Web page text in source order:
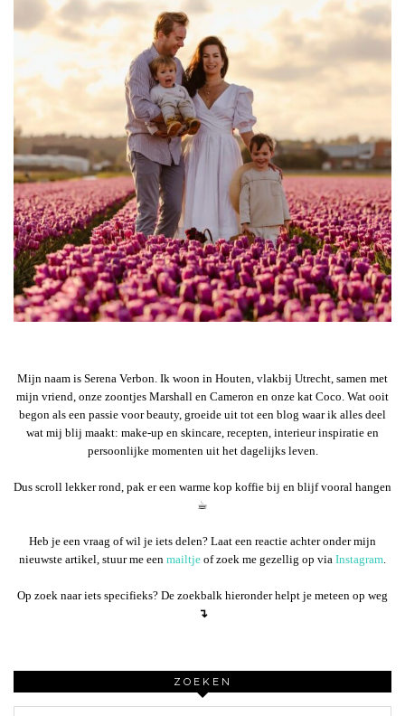
Mijn naam is Serena Verbon. Ik woon in Houten, vlakbij Utrecht, samen met
mijn vriend, onze zoontjes Marshall en Cameron en onze kat Coco. Wat ooit
begon als een passie voor beauty, groeide uit tot een blog waar ik alles deel
wat mij blij maakt: make-up en skincare, recepten, interieur inspiratie en
persoonlijke momenten uit het dagelijks leven.
Dus scroll lekker rond, pak er een warme kop koffie bij en blijf vooral hangen
☕︎
Heb je een vraag of wil je iets delen? Laat een reactie achter onder mijn
nieuwste artikel, stuur me een mailtje of zoek me gezellig op via Instagram.
Op zoek naar iets specifieks? De zoekbalk hieronder helpt je meteen op weg
↴
ZOEKEN